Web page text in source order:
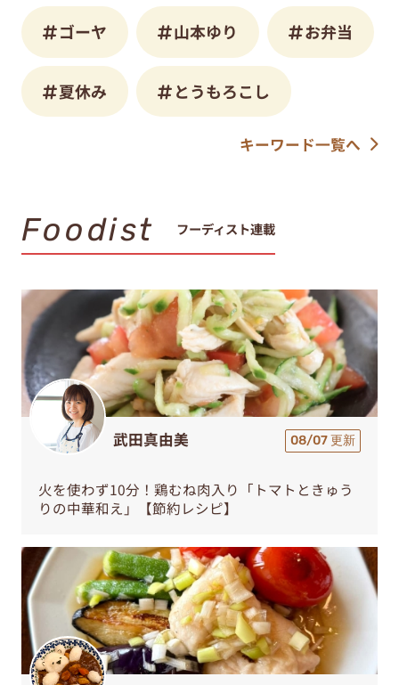
ゴーヤ 山本ゆり お弁当
夏休み とうもろこし
キーワード一覧へ
Foodist フーディスト連載
武田真由美 08/07 更新
火を使わず10分！鶏むね肉入り「トマトときゅう
りの中華和え」【節約レシピ】